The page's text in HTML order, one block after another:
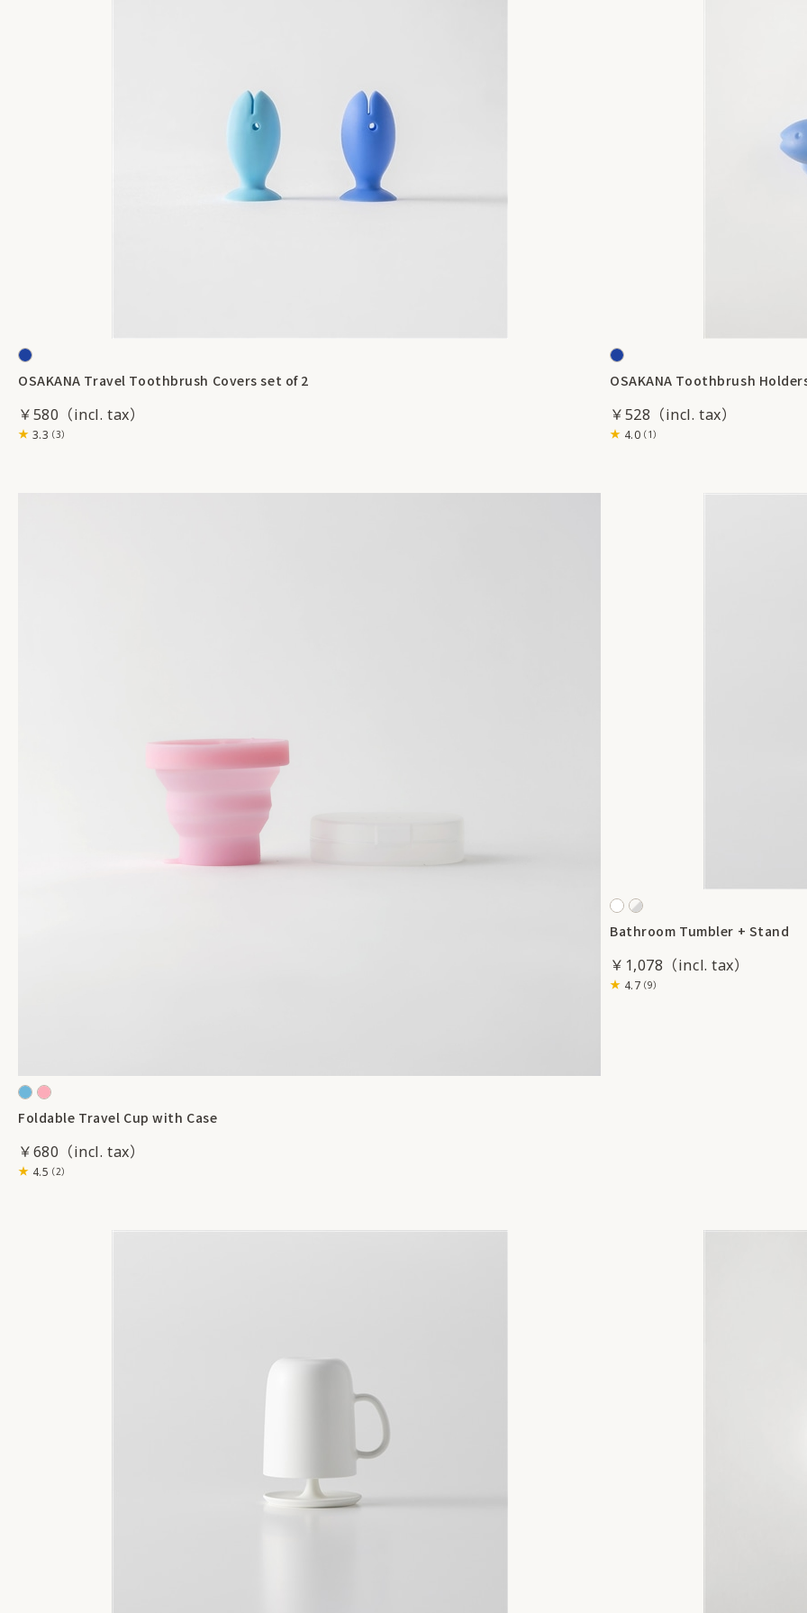
OSAKANA Travel Toothbrush Covers set of 2
￥580
3.3（3）
OSAKANA Toothbrush
￥528
4.0（1）
Foldable Travel Cup with Case
￥680
4.5（2）
Bathroom Tumbler + Stand
￥1,078
4.7（9）